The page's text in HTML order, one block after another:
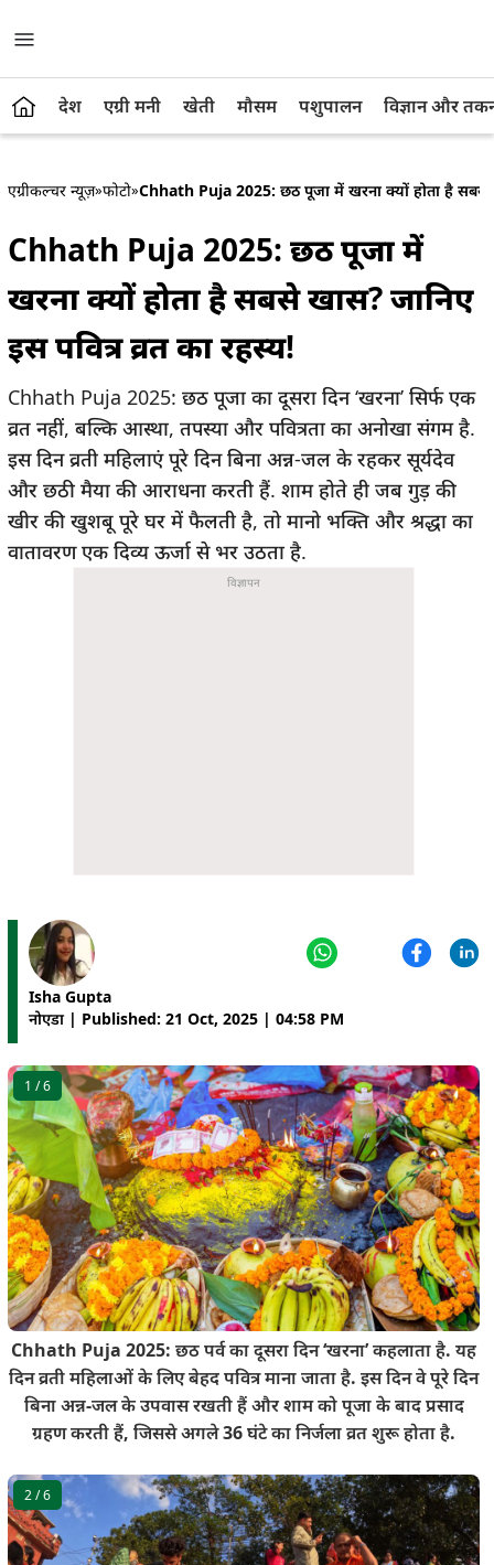
देश एग्री मनी खेती मौसम पशुपालन विज्ञान और
एग्रीकल्चर न्यूज़»फोटो»Chhath Puja 2025: छठ पूजा में खरना क्यों होता है सबसे
Chhath Puja 2025: छठ पूजा में
खरना क्यों होता है सबसे खास? जानिए
इस पवित्र व्रत का रहस्य!
Chhath Puja 2025: छठ पूजा का दूसरा दिन ‘खरना’ सिर्फ एक
व्रत नहीं, बल्कि आस्था, तपस्या और पवित्रता का अनोखा संगम है.
इस दिन व्रती महिलाएं पूरे दिन बिना अन्न-जल के रहकर सूर्यदेव
और छठी मैया की आराधना करती हैं. शाम होते ही जब गुड़ की
खीर की खुशबू पूरे घर में फैलती है, तो मानो भक्ति और श्रद्धा का
वातावरण एक दिव्य ऊर्जा से भर उठता है.
Isha Gupta
नोएडा | Published: 21 Oct, 2025 | 04:58 PM
1 / 6
Chhath Puja 2025: छठ पर्व का दूसरा दिन ‘खरना’ कहलाता है. यह
दिन व्रती महिलाओं के लिए बेहद पवित्र माना जाता है. इस दिन वे पूरे दिन
बिना अन्न-जल के उपवास रखती हैं और शाम को पूजा के बाद प्रसाद
ग्रहण करती हैं, जिससे अगले 36 घंटे का निर्जला व्रत शुरू होता है.
2/ 6